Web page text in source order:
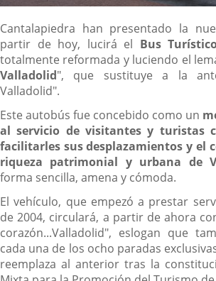
Cantalapiedra han presentado la
partir de hoy, lucirá el Bus
totalmente reformada y luciendo el
Valladolid", que sustituye a la
Valladolid".
Este autobús fue concebido como un
al servicio de visitantes y turistas
facilitarles sus desplazamientos y el
riqueza patrimonial y urbana de
forma sencilla, amena y cómoda.
El vehículo, que empezó a prestar
de 2004, circulará, a partir de ahora
corazón...Valladolid", eslogan que
cada una de los ocho paradas
reemplaza al anterior tras la